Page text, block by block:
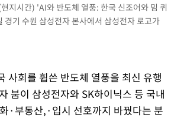
지시간) 'AI와 반도체 열풍: 한국 신조어와 밈 퀴
기 수원 삼성전자 본사에서 삼성전자 로고가
사회를 휩쓴 반도체 열풍을 최신 유행
붐이 삼성전자와 SK하이닉스 등 국내
·부동산,·입시 선호까지 바꿨다는 분